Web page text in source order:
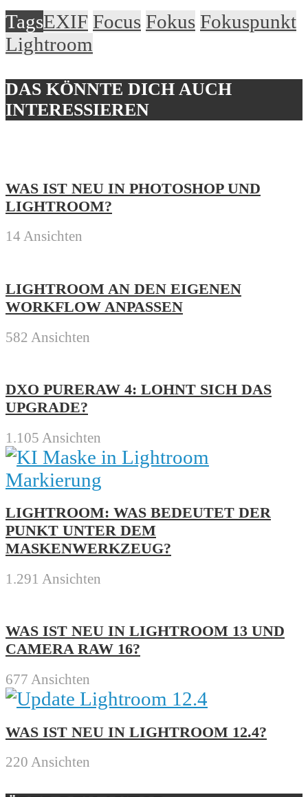
TagsEXIF Focus Fokus Fokuspunkt
Lightroom
DAS KÖNNTE DICH AUCH
INTERESSIEREN
WAS IST NEU IN PHOTOSHOP UND
LIGHTROOM?
14 Ansichten
LIGHTROOM AN DEN EIGENEN
WORKFLOW ANPASSEN
582 Ansichten
DXO PURERAW 4: LOHNT SICH DAS
UPGRADE?
1.105 Ansichten
LIGHTROOM: WAS BEDEUTET DER
PUNKT UNTER DEM
MASKENWERKZEUG?
1.291 Ansichten
WAS IST NEU IN LIGHTROOM 13 UND
CAMERA RAW 16?
677 Ansichten
WAS IST NEU IN LIGHTROOM 12.4?
220 Ansichten